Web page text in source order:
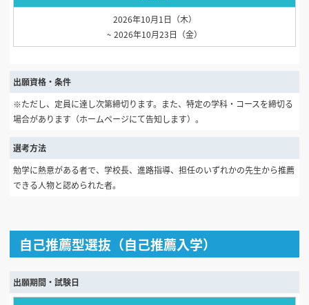
2026年10月1日（木）
~ 2026年10月23日（金）
出願資格・条件
※ただし、定員に達し次第締切ります。また、特定の学科・コースを締切る
場合があります（ホームページにて告知します）。
選考方法
勉学に熱意がある者で、学校長、進路指導、担任のいずれかの先生から推薦
できる人物と認められた者。
自己推薦型選抜（自己推薦入学）
出願期間・試験日